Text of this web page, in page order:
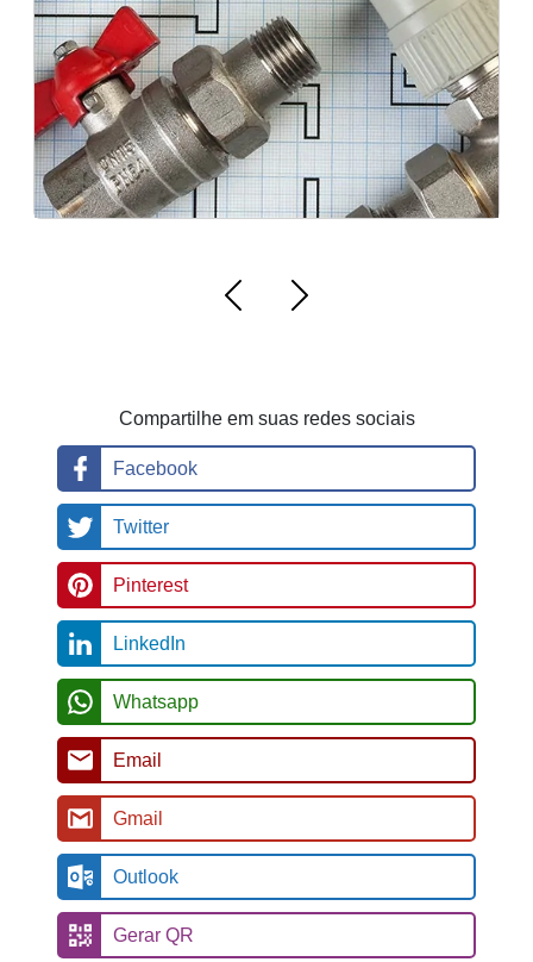
d
e
n
ci
ai
s
Compartilhe em suas redes sociais
Facebook
Twitter
Pinterest
LinkedIn
Whatsapp
Email
Gmail
Outlook
Gerar QR